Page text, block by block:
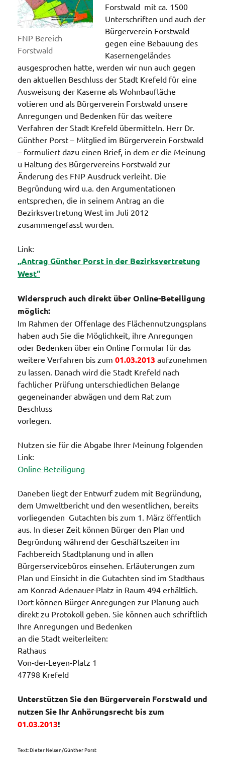
FNP Bereich
Forstwald
Forstwald mit ca. 1500
Unterschriften und auch der
Bürgerverein Forstwald
gegen eine Bebauung des
Kasernengeländes
ausgesprochen hatte, werden wir nun auch gegen
den aktuellen Beschluss der Stadt Krefeld für eine
Ausweisung der Kaserne als Wohnbaufläche
votieren und als Bürgerverein Forstwald unsere
Anregungen und Bedenken für das weitere
Verfahren der Stadt Krefeld übermitteln. Herr Dr.
Günther Porst – Mitglied im Bürgerverein Forstwald
– formuliert dazu einen Brief, in dem er die Meinung
u Haltung des Bürgervereins Forstwald zur
Änderung des FNP Ausdruck verleiht. Die
Begründung wird u.a. den Argumentationen
entsprechen, die in seinem Antrag an die
Bezirksvertretung West im Juli 2012
zusammengefasst wurden.
Link:
„Antrag Günther Porst in der Bezirksvertretung
West“
Widerspruch auch direkt über Online-Beteiligung
möglich:
Im Rahmen der Offenlage des Flächennutzungsplans
haben auch Sie die Möglichkeit, ihre Anregungen
oder Bedenken über ein Online Formular für das
weitere Verfahren bis zum 01.03.2013 aufzunehmen
zu lassen. Danach wird die Stadt Krefeld nach
fachlicher Prüfung unterschiedlichen Belange
gegeneinander abwägen und dem Rat zum
Beschluss
vorlegen.
Nutzen sie für die Abgabe Ihrer Meinung folgenden
Link:
Online-Beteiligung
Daneben liegt der Entwurf zudem mit Begründung,
dem Umweltbericht und den wesentlichen, bereits
vorliegenden Gutachten bis zum 1. März öffentlich
aus. In dieser Zeit können Bürger den Plan und
Begründung während der Geschäftszeiten im
Fachbereich Stadtplanung und in allen
Bürgerservicebüros einsehen. Erläuterungen zum
Plan und Einsicht in die Gutachten sind im Stadthaus
am Konrad-Adenauer-Platz in Raum 494 erhältlich.
Dort können Bürger Anregungen zur Planung auch
direkt zu Protokoll geben. Sie können auch schriftlich
Ihre Anregungen und Bedenken
an die Stadt weiterleiten:
Rathaus
Von-der-Leyen-Platz 1
47798 Krefeld
Unterstützen Sie den Bürgerverein Forstwald und
nutzen Sie Ihr Anhörungsrecht bis zum
01.03.2013!
Text: Dieter Nelsen/Günther Porst